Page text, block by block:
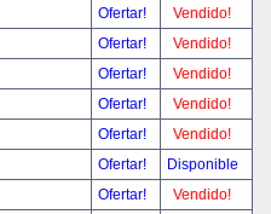
Ofertar!
Vendido!
Ofertar!
Vendido!
Ofertar!
Vendido!
Ofertar!
Vendido!
Ofertar!
Vendido!
Ofertar!
Disponible
Ofertar!
Vendido!